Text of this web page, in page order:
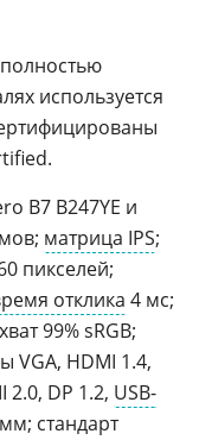
используется
B7 B247YE и
матрица IPS;
пикселей;
отклика 4 мс;
99% sRGB;
VGA, HDMI 1.4,
DP 1.2, USB-
стандарт